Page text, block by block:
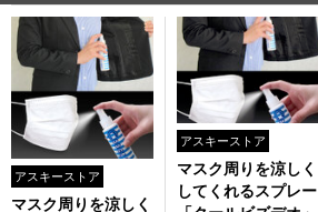
アスキーストア
マスク周りを涼しく
アスキーストア
マスク周りを涼しく
してくれるスプレー